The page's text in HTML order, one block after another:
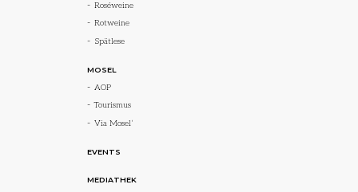
Roséweine
Rotweine
Spätlese
MOSEL
AOP
Tourismus
Via Mosel’
EVENTS
MEDIATHEK